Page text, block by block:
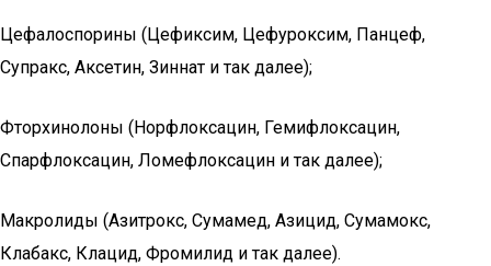
Цефалоспорины (Цефиксим, Цефуроксим, Панцеф,
Супракс, Аксетин, Зиннат и так далее);
Фторхинолоны (Норфлоксацин, Гемифлоксацин,
Спарфлоксацин, Ломефлоксацин и так далее);
Макролиды (Азитрокс, Сумамед, Азицид, Сумамокс,
Клабакс, Клацид, Фромилид и так далее).